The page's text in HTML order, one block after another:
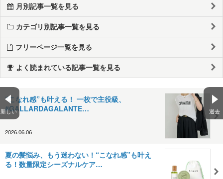
新しい 過去
月別記事一覧を見る
カテゴリ別記事一覧を見る
フリーページ一覧を見る
よく読まれている記事一覧を見る
“こなれ感”も叶える！ 一枚で主役級、
#GALLARDAGALANTE…
2026.06.06
夏の髪悩み、もう迷わない！“こなれ感”も叶え
る！数量限定シーズナルケア…